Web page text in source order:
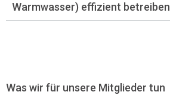
Warmwasser) effizient betreiben
Was wir für unsere Mitglieder tun